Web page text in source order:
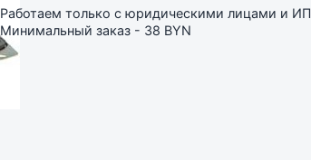
Работаем только с юридическими лицами и ИП
Минимальный заказ - 38 BYN